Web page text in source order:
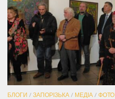
БЛОГИ / ЗАПОРІЗЬКА / МЕДІА / ФОТО